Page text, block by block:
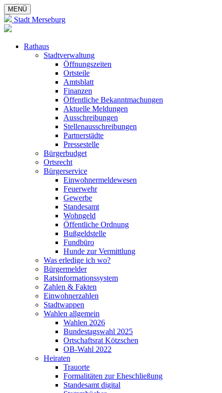
MENÜ
Stadt Merseburg
Rathaus
Stadtverwaltung
Öffnungszeiten
Ortsteile
Amtsblatt
Finanzen
Öffentliche Bekanntmachungen
Aktuelle Meldungen
Ausschreibungen
Stellenausschreibungen
Partnerstädte
Pressestelle
Bürgerbudget
Ortsrecht
Bürgerservice
Einwohnermeldewesen
Feuerwehr
Gewerbe
Standesamt
Wohngeld
Öffentliche Ordnung
Bußgeldstelle
Fundbüro
Hunde zur Vermittlung
Was erledige ich wo?
Bürgermelder
Ratsinformationssystem
Zahlen & Fakten
Einwohnerzahlen
Stadtwappen
Wahlen allgemein
Wahlen 2026
Bundestagswahl 2025
Ortschaftsrat Kötzschen
OB-Wahl 2022
Heiraten
Trauorte
Formalitäten zur Eheschließung
Standesamt digital